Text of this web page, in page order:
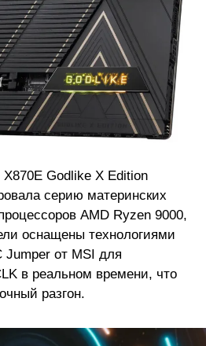
Godlike X Edition
серию материнских
AMD Ryzen 9000,
оснащены технологиями
Jumper от MSI для
в реальном времени, что
разгон.